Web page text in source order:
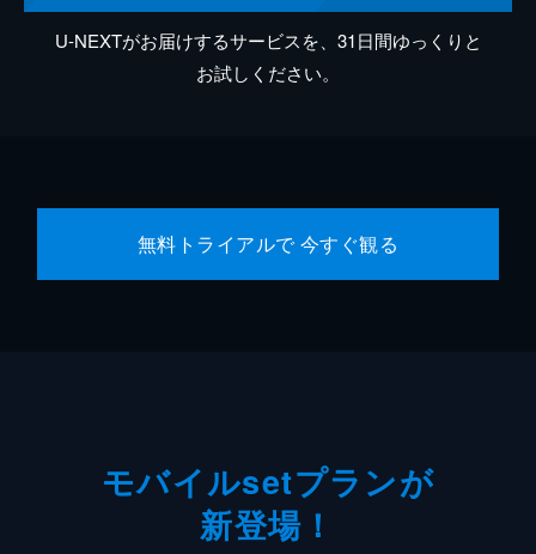
U-NEXTがお届けするサービスを、31日間ゆっくりと
お試しください。
無料トライアルで 今すぐ観る
モバイルsetプランが
新登場！